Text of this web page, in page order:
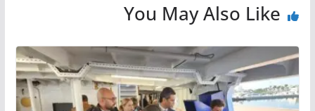
You May Also Like